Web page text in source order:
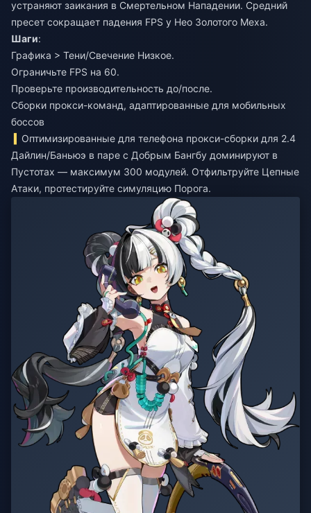
устраняют заикания в Смертельном Нападении. Средний
пресет сокращает падения FPS у Нео Золотого Меха.
Шаги:
Графика > Тени/Свечение Низкое.
Ограничьте FPS на 60.
Проверьте производительность до/после.
Сборки прокси-команд, адаптированные для мобильных
боссов
Оптимизированные для телефона прокси-сборки для 2.4
Дайлин/Баньюэ в паре с Добрым Бангбу доминируют в
Пустотах — максимум 300 модулей. Отфильтруйте Цепные
Атаки, протестируйте симуляцию Порога.